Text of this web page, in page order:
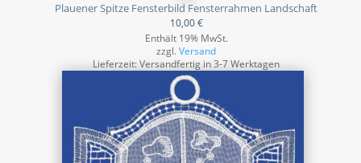
Plauener Spitze Fensterbild Fensterrahmen Landschaft
10,00€
Enthält 19% MwSt.
zzgl.Versand
Lieferzeit: Versandfertig in 3-7 Werktagen